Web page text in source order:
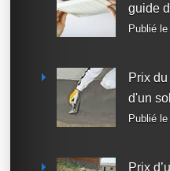
guide
Publié
Prix
d'un
Publié
Prix